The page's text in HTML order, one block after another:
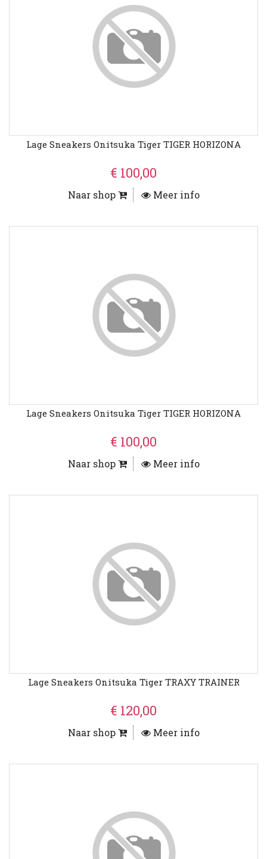
Lage Sneakers Onitsuka Tiger TIGER HORIZONA
€ 100,00
Naar shop Meer info
Lage Sneakers Onitsuka Tiger TIGER HORIZONA
€ 100,00
Naar shop Meer info
Lage Sneakers Onitsuka Tiger TRAXY TRAINER
€ 120,00
Naar shop Meer info